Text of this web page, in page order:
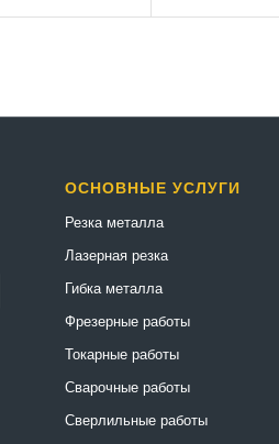
ОСНОВНЫЕ УСЛУГИ
Резка металла
Лазерная резка
Гибка металла
Фрезерные работы
Токарные работы
Сварочные работы
Сверлильные работы